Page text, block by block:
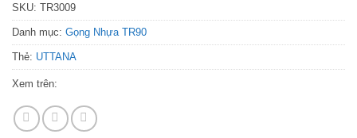
SKU: TR3009
Danh mục: Gọng Nhựa TR90
Thẻ: UTTANA
Xem trên: